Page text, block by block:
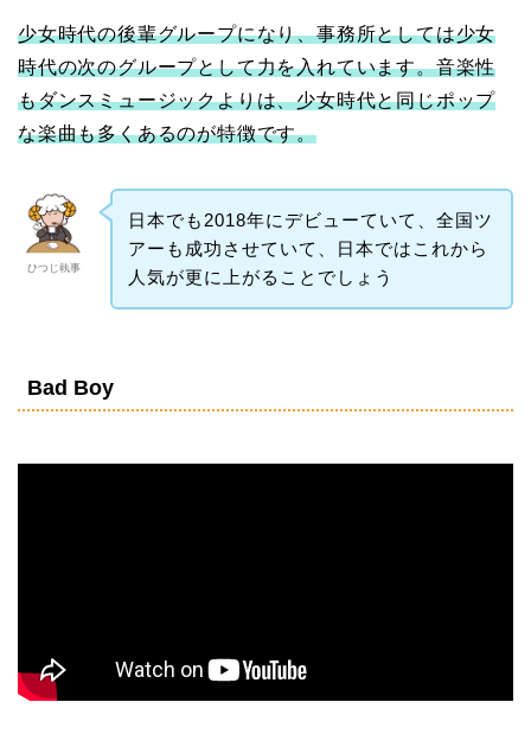
少女時代の後輩グループになり、事務所としては少女
時代の次のグループとして力を入れています。音楽性
もダンスミュージックよりは、少女時代と同じポップ
な楽曲も多くあるのが特徴です。
ひつじ執事
日本でも2018年にデビューていて、全国ツ
アーも成功させていて、日本ではこれから
人気が更に上がることでしょう
Bad Boy